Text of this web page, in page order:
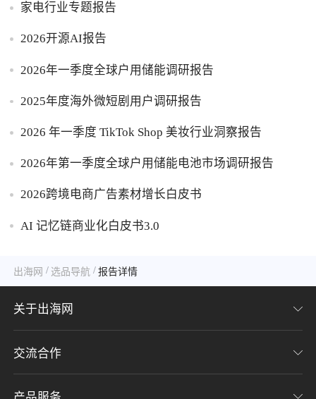
家电行业专题报告
2026开源AI报告
2026年一季度全球户用储能调研报告
2025年度海外微短剧用户调研报告
2026 年一季度 TikTok Shop 美妆行业洞察报告
2026年第一季度全球户用储能电池市场调研报告
2026跨境电商广告素材增长白皮书
AI 记忆链商业化白皮书3.0
出海网 / 选品导航 / 报告详情
关于出海网
关于我们
加入我们
交流合作